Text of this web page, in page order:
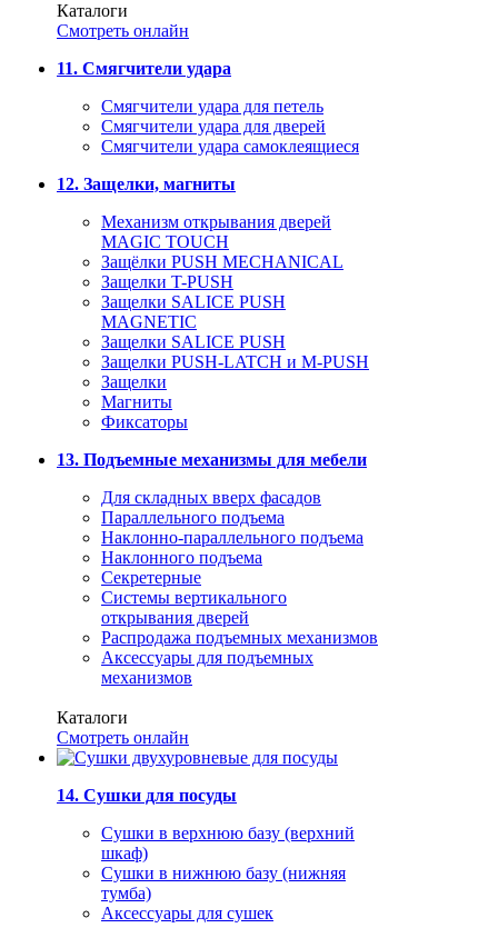
Каталоги
Смотреть онлайн
11. Смягчители удара
Смягчители удара для петель
Смягчители удара для дверей
Cмягчители удара самоклеящиеся
12. Защелки, магниты
Механизм открывания дверей
MAGIC TOUCH
Защёлки PUSH MECHANICAL
Защелки T-PUSH
Защелки SALICE PUSH
MAGNETIC
Защелки SALICE PUSH
Защелки PUSH-LATCH и M-PUSH
Защелки
Магниты
Фиксаторы
13. Подъемные механизмы для мебели
Для складных вверх фасадов
Параллельного подъема
Наклонно-параллельного подъема
Наклонного подъема
Секретерные
Системы вертикального
открывания дверей
Распродажа подъемных механизмов
Аксессуары для подъемных
механизмов
Каталоги
Смотреть онлайн
14. Сушки для посуды
Сушки в верхнюю базу (верхний
шкаф)
Сушки в нижнюю базу (нижняя
тумба)
Аксессуары для сушек